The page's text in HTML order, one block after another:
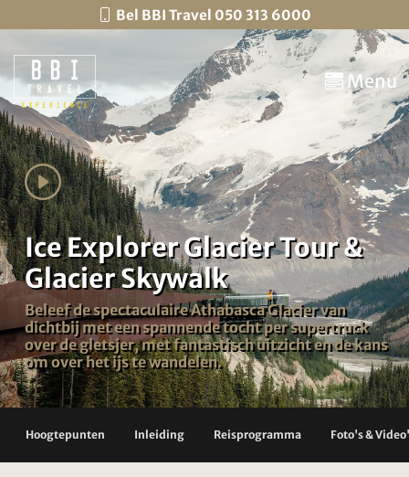
Bel BBI Travel 050 313 6000
Menu
Ice Explorer Glacier Tour &
Glacier Skywalk
Beleef de spectaculaire Athabasca Glacier van
dichtbij met een spannende tocht per supertruck
over de gletsjer, met fantastisch uitzicht en de kans
om over het ijs te wandelen.
Hoogtepunten Inleiding Reisprogramma Foto's &